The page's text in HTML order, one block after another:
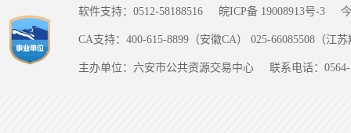
软件支持：0512-58188516 皖ICP备 19008913号-3
CA支持：400-615-8899（安徽CA） 025-66085508（江
主办单位：六安市公共资源交易中心 联系电话：0564-